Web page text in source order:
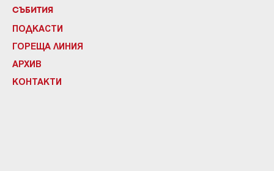
СЪБИТИЯ
ПОДКАСТИ
ГОРЕЩА ЛИНИЯ
АРХИВ
КОНТАКТИ